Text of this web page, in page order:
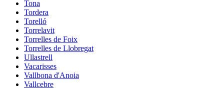
Tona
Tordera
Torelló
Torrelavit
Torrelles de Foix
Torrelles de Llobregat
Ullastrell
Vacarisses
Vallbona d'Anoia
Vallcebre